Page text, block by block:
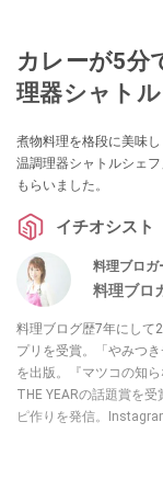
カレーが5分
理器シャトル
煮物料理を格段に美味
温調理器シャトルシェ
もらいました。
イチオシスト
料理ブロ
料理ブロ
料理ブログ歴7年にして
プリを受賞。「やみつ
を出版。『マツコの知
THE YEARの話題賞を
ピ作りを発信。